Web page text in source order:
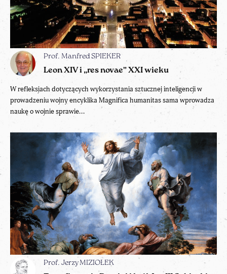
Prof. Manfred SPIEKER
Leon XIV i „res novae” XXI wieku
W refleksjach dotyczących wykorzystania sztucznej inteligencji w
prowadzeniu wojny encyklika Magnifica humanitas sama wprowadza
naukę o wojnie sprawie...
Prof. Jerzy MIZIOŁEK